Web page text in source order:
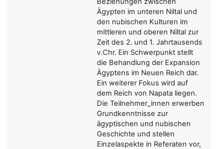
Ägypten im unteren Niltal und
den nubischen Kulturen im
mittleren und oberen Niltal zur
Zeit des 2. und 1. Jahrtausends
v.Chr. Ein Schwerpunkt stellt
die Behandlung der Expansion
Ägyptens im Neuen Reich dar.
Ein weiterer Fokus wird auf
dem Reich von Napata liegen.
Die Teilnehmer_innen erwerben
Grundkenntnisse zur
ägyptischen und nubischen
Geschichte und stellen
Einzelaspekte in Referaten vor,